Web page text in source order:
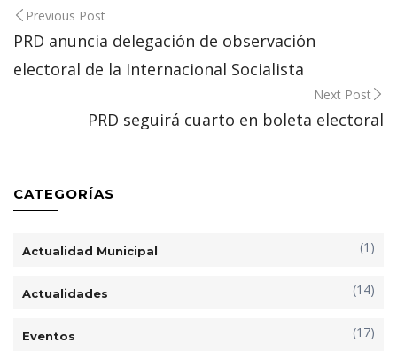
Post
navigation
Previous Post
PRD anuncia delegación de observación
electoral de la Internacional Socialista
Next Post
PRD seguirá cuarto en boleta electoral
CATEGORÍAS
Actualidad Municipal (1)
Actualidades (14)
Eventos (17)